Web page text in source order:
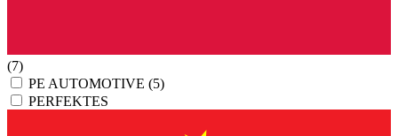
(7)
PE AUTOMOTIVE (5)
PERFEKTES